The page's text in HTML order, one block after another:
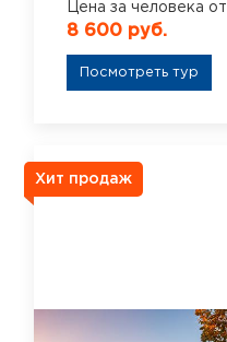
Цена за человека от
8 600 руб.
Посмотреть тур
Хит продаж